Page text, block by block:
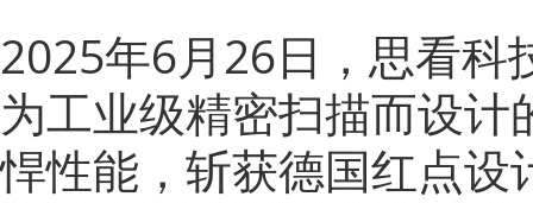
2025年6月26日，思看科
为工业级精密扫描而设
悍性能，斩获德国红点